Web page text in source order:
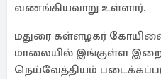
வணங்கியவாறு உள்ளார்.
மதுரை கள்ளழகர்
மாலையில் இங்குள்ள
நெய்வேத்தியம்